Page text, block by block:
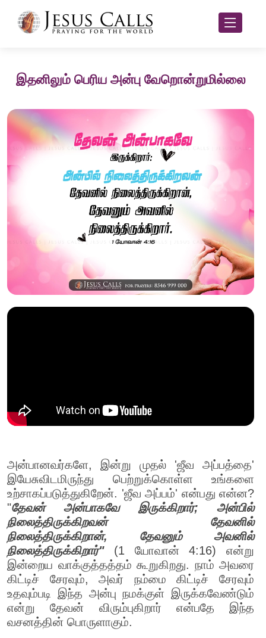
இதனிலும் பெரிய அன்பு வேறொன்றுமில்லை
அன்பானவர்களே, இன்று முதல் 'ஜீவ அப்பத்தை'
இயேசுவிடமிருந்து பெற்றுக்கொள்ள உங்களை
உற்சாகப்படுத்துகிறேன். 'ஜீவ அப்பம்' என்பது என்ன?
"தேவன் அன்பாகவே இருக்கிறார்; அன்பில்
நிலைத்திருக்கிறவன் தேவனில்
நிலைத்திருக்கிறான், தேவனும் அவனில்
நிலைத்திருக்கிறார்" (1 யோவான் 4:16) என்று
இன்றைய வாக்குத்தத்தம் கூறுகிறது. நாம் அவரை
கிட்டிச் சேரவும், அவர் நம்மை கிட்டிச் சேரவும்
உதவும்படி இந்த அன்பு நமக்குள் இருக்கவேண்டும்
என்று தேவன் விரும்புகிறார் என்பதே இந்த
வசனத்தின் பொருளாகும்.